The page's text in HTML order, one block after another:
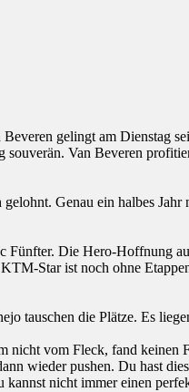
gelingt am Dienstag
Van Beveren
Genau ein halbes
Die Hero-Hoffnung
Star ist noch ohne
tauschen die Plätze. Es
vom Fleck, fand keinen
wieder pushen. Du hast
nicht immer einen